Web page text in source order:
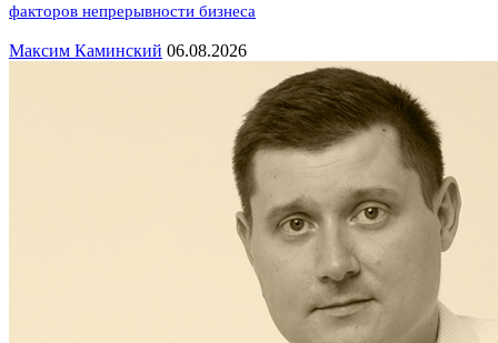
факторов непрерывности бизнеса
Максим Каминский 06.08.2026